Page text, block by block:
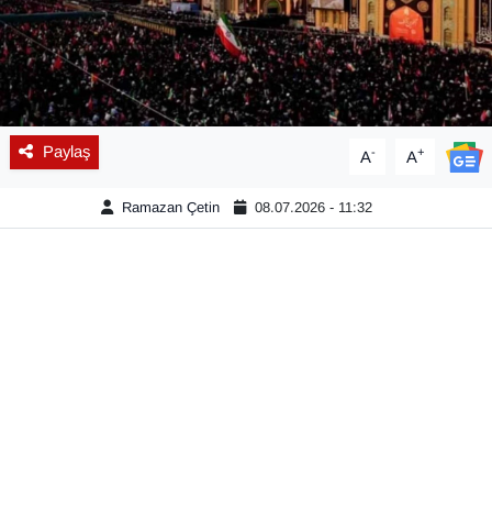
Paylaş A- A+
Ramazan Çetin 08.07.2026 - 11:32
EKONOMİ
Eleman
Emlak
En çok konuşulanlar